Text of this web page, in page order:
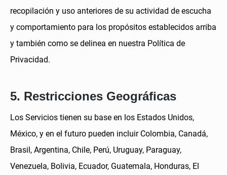
recopilación y uso anteriores de su actividad de escucha
y comportamiento para los propósitos establecidos arriba
y también como se delinea en nuestra Política de
Privacidad.
5. Restricciones Geográficas
Los Servicios tienen su base en los Estados Unidos,
México, y en el futuro pueden incluir Colombia, Canadá,
Brasil, Argentina, Chile, Perú, Uruguay, Paraguay,
Venezuela, Bolivia, Ecuador, Guatemala, Honduras, El